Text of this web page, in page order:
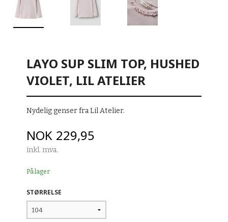
LAYO SUP SLIM TOP, HUSHED
VIOLET, LIL ATELIER
Nydelig genser fra Lil Atelier.
Pris
NOK 229,95
inkl. mva.
På lager
STØRRELSE